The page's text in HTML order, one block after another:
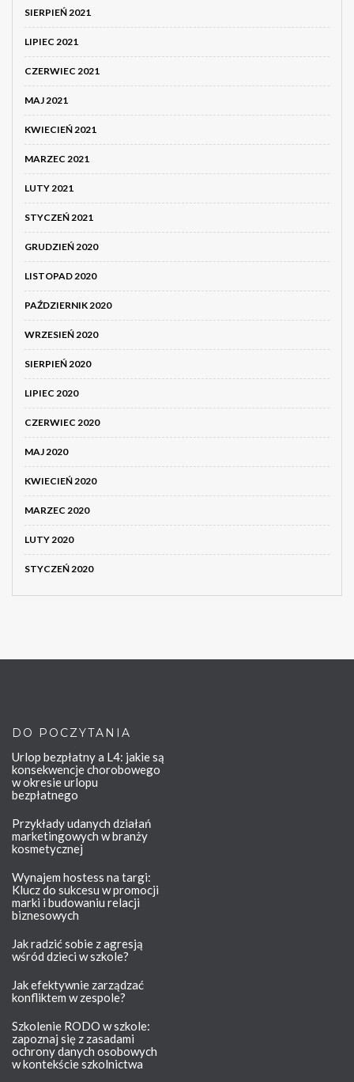
SIERPIEŃ 2021
LIPIEC 2021
CZERWIEC 2021
MAJ 2021
KWIECIEŃ 2021
MARZEC 2021
LUTY 2021
STYCZEŃ 2021
GRUDZIEŃ 2020
LISTOPAD 2020
PAŹDZIERNIK 2020
WRZESIEŃ 2020
SIERPIEŃ 2020
LIPIEC 2020
CZERWIEC 2020
MAJ 2020
KWIECIEŃ 2020
MARZEC 2020
LUTY 2020
STYCZEŃ 2020
DO POCZYTANIA
Urlop bezpłatny a L4: jakie są
konsekwencje chorobowego
w okresie urlopu
bezpłatnego
Przykłady udanych działań
marketingowych w branży
kosmetycznej
Wynajem hostess na targi:
Klucz do sukcesu w promocji
marki i budowaniu relacji
biznesowych
Jak radzić sobie z agresją
wśród dzieci w szkole?
Jak efektywnie zarządzać
konfliktem w zespole?
Szkolenie RODO w szkole:
zapoznaj się z zasadami
ochrony danych osobowych
w kontekście szkolnictwa